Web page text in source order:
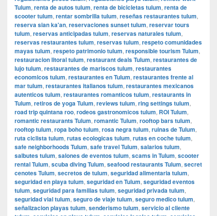
Tulum, renta de autos tulum, renta de bicicletas tulum, renta de
scooter tulum, rentar sombrilla tulum, reseñas restaurantes tulum,
reserva sian ka'an, reservaciones sunset tulum, reservar tours
tulum, reservas anticipadas tulum, reservas naturales tulum,
reservas restaurantes tulum, reservas tulum, respeto comunidades
mayas tulum, respeto patrimonio tulum, responsible tourism Tulum,
restauracion litoral tulum, restaurant deals Tulum, restaurantes de
lujo tulum, restaurantes de mariscos tulum, restaurantes
economicos tulum, restaurantes en Tulum, restaurantes frente al
mar tulum, restaurantes italianos tulum, restaurantes mexicanos
autenticos tulum, restaurantes romanticos tulum, restaurants in
Tulum, retiros de yoga Tulum, reviews tulum, ring settings tulum,
road trip quintana roo, rodeos gastronomicos tulum, ROI Tulum,
romantic restaurants Tulum, romantic Tulum, rooftop bars tulum,
rooftop tulum, ropa boho tulum, rosa negra tulum, ruinas de Tulum,
ruta ciclista tulum, rutas ecologicas tulum, rutas en coche tulum,
safe neighborhoods Tulum, safe travel Tulum, salarios tulum,
salbutes tulum, salones de eventos tulum, scams in Tulum, scooter
rental Tulum, scuba diving Tulum, seafood restaurants Tulum, secret
cenotes Tulum, secretos de tulum, seguridad alimentaria tulum,
seguridad en playa tulum, seguridad en Tulum, seguridad eventos
tulum, seguridad para familias tulum, seguridad privada tulum,
seguridad vial tulum, seguro de viaje tulum, seguro medico tulum,
señalizacion playas tulum, senderismo tulum, servicio al cliente